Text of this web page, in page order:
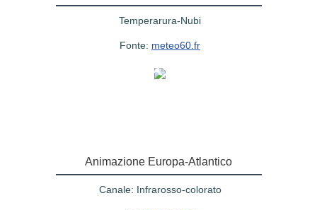
Temperarura-Nubi
Fonte: meteo60.fr
Animazione Europa-Atlantico
Canale: Infrarosso-colorato